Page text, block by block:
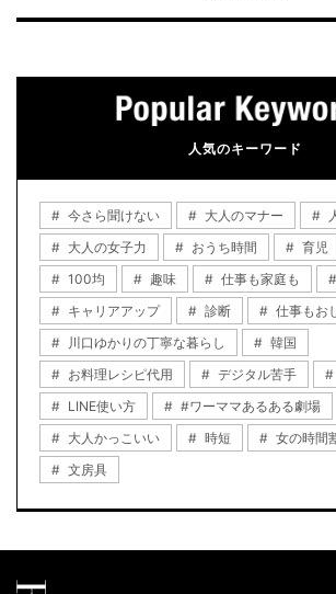
人気のキーワード
今さら聞けない 大人のマナー
大人の女子力
おうち時間 育児
100均
趣味 仕事も家庭も
キャリアアップ
診断
仕事もお
川口ゆかりの丁寧な暮らし
韓国
お料理レシピ代用
デジタル苦手
LINE使い方
#ワーママあるある劇場
大人かっこいい
時短 女の時間
文房具